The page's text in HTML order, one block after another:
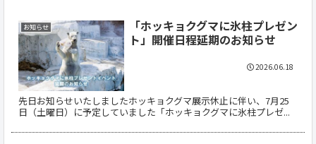
お知らせ
「ホッキョクグマに氷柱プレゼン
ト」開催日程延期のお知らせ
先日お知らせいたしましたホッキョクグマ展示休止に伴い、7月25
日（土曜日）に予定していました「ホッキョクグマに氷柱プレゼ...
2026.06.18